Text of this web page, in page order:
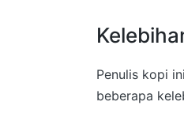
Penulis kopi
beberapa